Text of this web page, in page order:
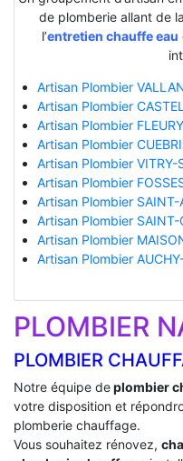
de plomberie allant de la
l’entretien chauffe eau
Artisan Plombier
Artisan Plombier
Artisan Plombier FLEURY
Artisan Plombier
Artisan Plombier VITRY-
Artisan Plombier
Artisan Plombier SAINT-
Artisan Plombier SAINT-
Artisan Plombier
Artisan Plombier
PLOMBIER
PLOMBIER
Notre équipe deplombier
votre disposition et
plomberie chauffage.
Vous souhaitez rénovez,